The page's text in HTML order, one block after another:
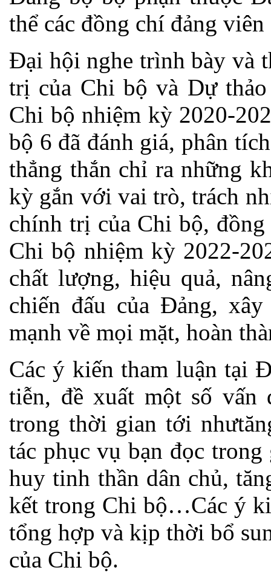
thể các đồng chí đảng
Đại hội nghe trình bày và
trị của Chi bộ và Dự
Chi bộ nhiệm kỳ 2020-
bộ 6 đã đánh giá, phân
thẳng thắn chỉ ra những
kỳ gắn với vai trò, trách
chính trị của Chi bộ,
Chi bộ nhiệm kỳ 2022-
chất lượng, hiệu quả,
chiến đấu của Đảng,
mạnh về mọi mặt, hoàn
Các ý kiến tham luận tại
tiễn, đề xuất một số
trong thời gian tới
tác phục vụ bạn đọc
huy tinh thần dân chủ,
kết trong Chi bộ…Các ý
tổng hợp và kịp thời bổ
của Chi bộ.